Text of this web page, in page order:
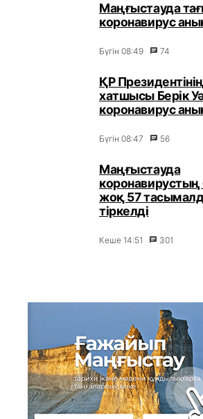
Маңғыстауда
коронавирус
Бүгін 08:49 74
ҚР
хатшысы Берік
коронавирус
Бүгін 08:47 56
Маңғыстауда
коронавирустың
жоқ 57
тіркелді
Кеше 14:51 301